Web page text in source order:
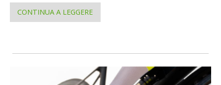
CONTINUA A LEGGERE